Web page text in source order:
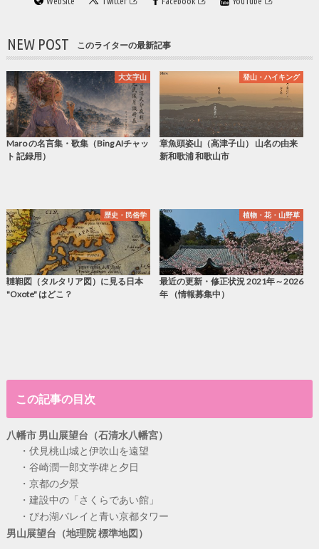
NEW POST このライターの最新記事
大文字山
Maro の名言集・歌集（Bing AIチャッ
ト 記録用）
登山・ハイキング
章魚頭姿山（高津子山） 山名の由来
新和歌浦 和歌山市
歴史・民俗学
韃靼図（タルタリア図）に見る日本
"Oxote" はどこ？
植物・花・山野草
最近の更新・修正状況 2021年～2026
年 （情報募集中）
この記事の目次
八幡市 男山展望台（石清水八幡宮）
伏見桃山城と伊吹山を遠望
谷崎潤一郎文学碑と夕日
京都の夕景
建設中の「さくらであい館」
びわ湖バレイと青い京都タワー
男山展望台（地理院 標準地図）